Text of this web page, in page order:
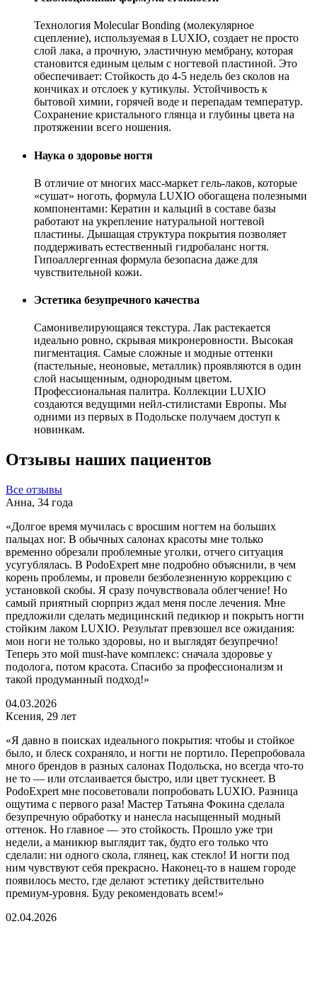
Технология Molecular Bonding (молекулярное
сцепление), используемая в LUXIO, создает не просто
слой лака, а прочную, эластичную мембрану, которая
становится единым целым с ногтевой пластиной. Это
обеспечивает: Стойкость до 4-5 недель без сколов на
кончиках и отслоек у кутикулы. Устойчивость к
бытовой химии, горячей воде и перепадам температур.
Сохранение кристального глянца и глубины цвета на
протяжении всего ношения.
Наука о здоровье ногтя
В отличие от многих масс-маркет гель-лаков, которые
«сушат» ноготь, формула LUXIO обогащена полезными
компонентами: Кератин и кальций в составе базы
работают на укрепление натуральной ногтевой
пластины. Дышащая структура покрытия позволяет
поддерживать естественный гидробаланс ногтя.
Гипоаллергенная формула безопасна даже для
чувствительной кожи.
Эстетика безупречного качества
Самонивелирующаяся текстура. Лак растекается
идеально ровно, скрывая микронеровности. Высокая
пигментация. Самые сложные и модные оттенки
(пастельные, неоновые, металлик) проявляются в один
слой насыщенным, однородным цветом.
Профессиональная палитра. Коллекции LUXIO
создаются ведущими нейл-стилистами Европы. Мы
одними из первых в Подольске получаем доступ к
новинкам.
Отзывы наших пациентов
Все отзывы
Анна, 34 года
«Долгое время мучилась с вросшим ногтем на больших
пальцах ног. В обычных салонах красоты мне только
временно обрезали проблемные уголки, отчего ситуация
усугублялась. В PodoExpert мне подробно объяснили, в чем
корень проблемы, и провели безболезненную коррекцию с
установкой скобы. Я сразу почувствовала облегчение! Но
самый приятный сюрприз ждал меня после лечения. Мне
предложили сделать медицинский педикюр и покрыть ногти
стойким лаком LUXIO. Результат превзошел все ожидания:
мои ноги не только здоровы, но и выглядят безупречно!
Теперь это мой must-have комплекс: сначала здоровье у
подолога, потом красота. Спасибо за профессионализм и
такой продуманный подход!»
04.03.2026
Ксения, 29 лет
«Я давно в поисках идеального покрытия: чтобы и стойкое
было, и блеск сохраняло, и ногти не портило. Перепробовала
много брендов в разных салонах Подольска, но всегда что-то
не то — или отслаивается быстро, или цвет тускнеет. В
PodoExpert мне посоветовали попробовать LUXIO. Разница
ощутима с первого раза! Мастер Татьяна Фокина сделала
безупречную обработку и нанесла насыщенный модный
оттенок. Но главное — это стойкость. Прошло уже три
недели, а маникюр выглядит так, будто его только что
сделали: ни одного скола, глянец, как стекло! И ногти под
ним чувствуют себя прекрасно. Наконец-то в нашем городе
появилось место, где делают эстетику действительно
премиум-уровня. Буду рекомендовать всем!»
02.04.2026